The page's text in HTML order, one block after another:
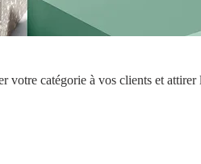
votre catégorie à vos clients et attirer